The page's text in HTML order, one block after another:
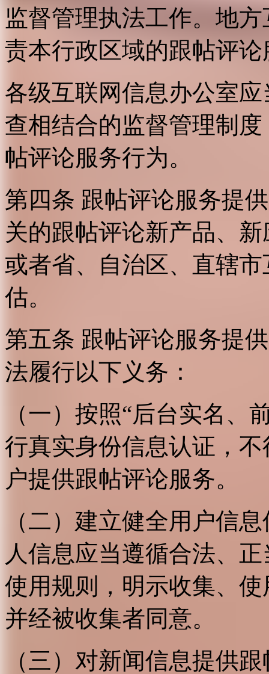
监督管理执法工作。地
责本行政区域的跟帖评
各级互联网信息办公室
查相结合的监督管理制
帖评论服务行为。
第四条 跟帖评论服务提
关的跟帖评论新产品、
或者省、自治区、直辖
估。
第五条 跟帖评论服务提
法履行以下义务：
（一）按照“后台实名、
行真实身份信息认证，
户提供跟帖评论服务。
（二）建立健全用户信
人信息应当遵循合法、
使用规则，明示收集、
并经被收集者同意。
（三）对新闻信息提供